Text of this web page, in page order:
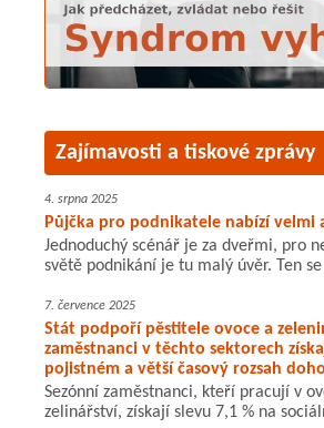
Zajímavosti a tiskové zprávy
4. srpna 2025
Půjčka pro podnikatele nabízí velmi
Jednoduchý scénář je za dveřmi, pro
světě podnikání je tu malý úvěr. Ten
7. července 2025
Stát podpoří pěstitele ovoce a
zaměstnanci v těchto sektorech
pojistném a větší časový rozsah
Sezónní zaměstnanci, kteří pracují v
zelinářství, získají slevu 7,1 % na